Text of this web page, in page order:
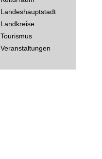
Landeshauptstadt
Landkreise
Tourismus
Veranstaltungen